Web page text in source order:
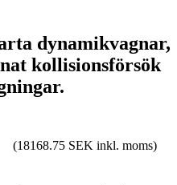
dynamikvagnar,
kollisionsförsök
(18168.75 SEK inkl. moms)